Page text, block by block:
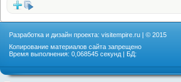
Разработка и дизайн проекта: visitempire.ru | © 2015
Копирование материалов сайта запрещено
Время выполнения: 0,068545 секунд | БД: